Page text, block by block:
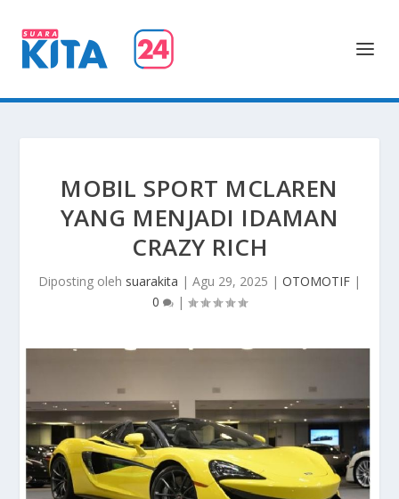
MOBIL SPORT MCLAREN
YANG MENJADI IDAMAN
CRAZY RICH
Diposting oleh suarakita | Agu 29, 2025 | OTOMOTIF |
0
|